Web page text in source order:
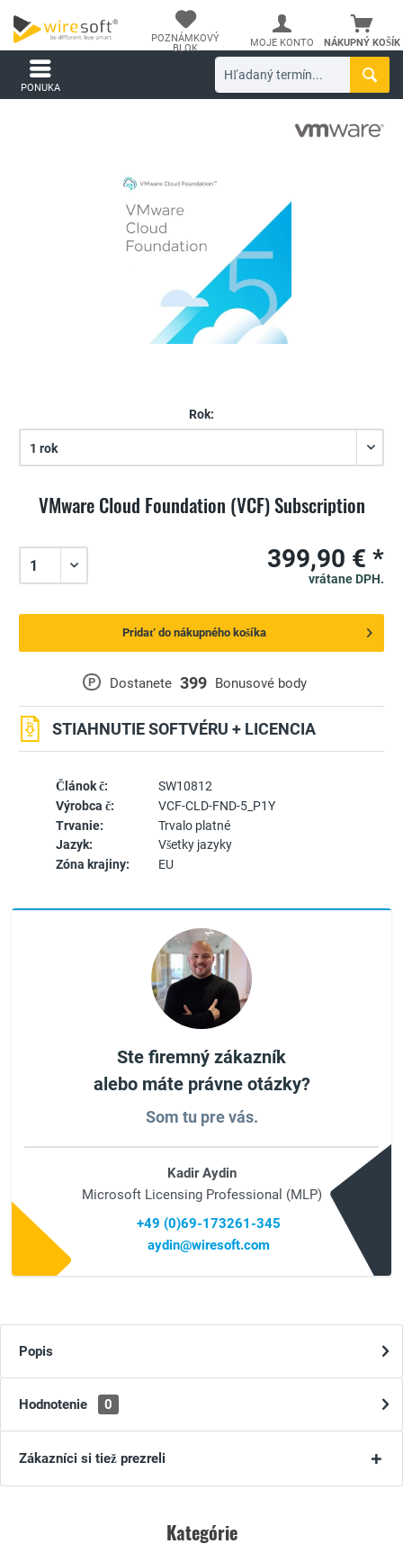
NÁKUPNÝ KOŠÍK
POZNÁMKOVÝ
BLOK
MOJE KONTO
PONUKA
VMware Cloud Foundation (VCF) Subscription
Rok:
Článok č:
SW10812
Výrobca č:
VCF-CLD-FND-5_P1Y
Trvanie:
Trvalo platné
Jazyk:
Všetky jazyky
Zóna krajiny:
EU
P Dostanete 399 Bonusové body
STIAHNUTIE SOFTVÉRU + LICENCIA
399,90 € *
vrátane DPH.
Pridať do nákupného košíka
Ste firemný zákazník
alebo máte právne otázky?
Som tu pre vás.
Kadir Aydin
Microsoft Licensing Professional (MLP)
+49 (0)69-173261-345
aydin@wiresoft.com
Popis
Hodnotenie 0
Zákazníci si tiež prezreli
Kategórie